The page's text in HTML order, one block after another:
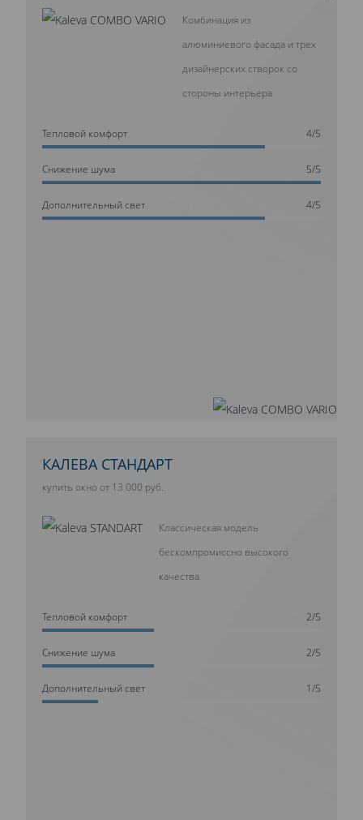
Комбинация из
алюминиевого фасада и трех
дизайнерских створок со
стороны интерьера
Тепловой комфорт 4/5
Cнижение шума 5/5
Дополнительный свет 4/5
КАЛЕВА СТАНДАРТ
купить окно от 13 000 руб.
Классическая модель
бескомпромиссно высокого
качества
Тепловой комфорт 2/5
Cнижение шума 2/5
Дополнительный свет 1/5